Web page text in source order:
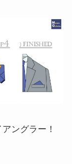
ングラー！